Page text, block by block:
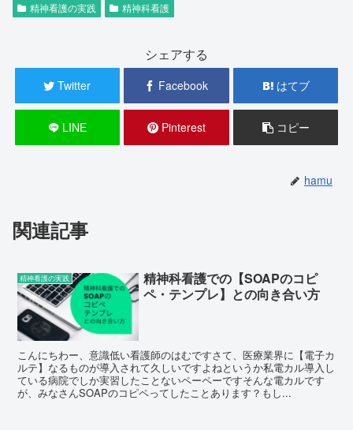
精神看護の実践 精神科看護
シェアする
Twitter Facebook はてブ
LINE Pinterest コピー
hamu
関連記事
精神看護の実践
精神科看護での【SOAPのコピ
ペ・テンプレ】との向き合い方
こんにちわー、意識低い看護師のはむですさて、医療業界に【電子カ
ルテ】なるものが導入されて久しいですよねというか私電カル導入し
ている病院でしか実習したことないペーペーですそんな電カルです
が、みなさんSOAPのコピペってしたことあります？もし...